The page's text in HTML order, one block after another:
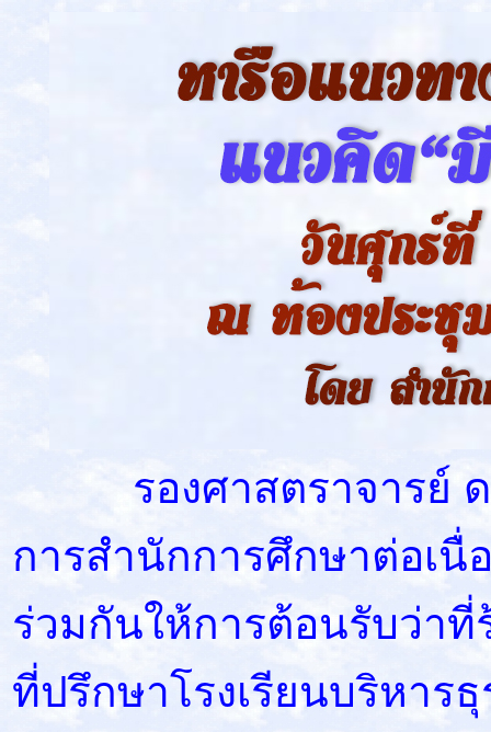
รองศาสตราจารย์ ด
การสำนักการศึกษาต่อเ
ร่วมกันให้การต้อนรับว่า
ที่ปรึกษาโรงเรียนบริหาร